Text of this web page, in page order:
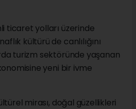
ticaret yolları üzerinde
kültürü de canlılığını
turizm sektöründe yaşanan
yeni bir ivme
mirası, doğal güzellikleri